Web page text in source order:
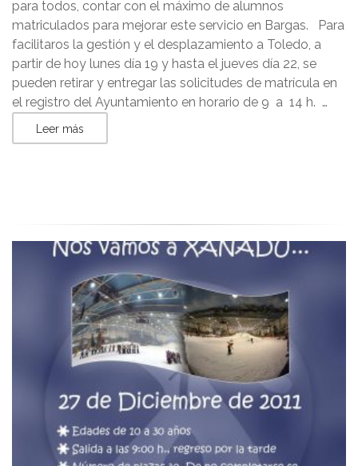
para todos, contar con el máximo de alumnos
matriculados para mejorar este servicio en Bargas. Para
facilitaros la gestión y el desplazamiento a Toledo, a
partir de hoy lunes día 19 y hasta el jueves día 22, se
pueden retirar y entregar las solicitudes de matrícula en
el registro del Ayuntamiento en horario de 9 a 14 h. …
Leer más